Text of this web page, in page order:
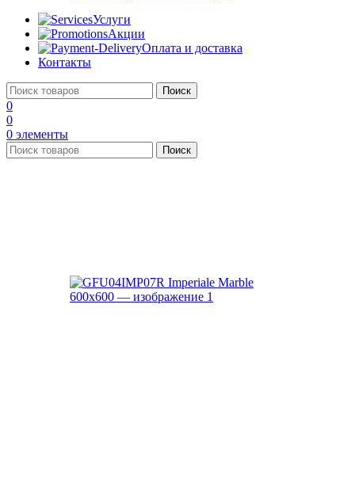
Услуги
Акции
Оплата и доставка
Контакты
Поиск
0
0
0 элементы
Поиск